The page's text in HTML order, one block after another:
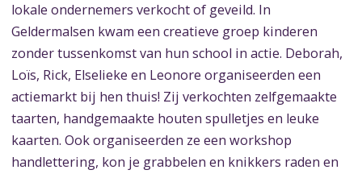
lokale ondernemers verkocht of geveild. In
Geldermalsen kwam een creatieve groep kinderen
zonder tussenkomst van hun school in actie. Deborah,
Loïs, Rick, Elselieke en Leonore organiseerden een
actiemarkt bij hen thuis! Zij verkochten zelfgemaakte
taarten, handgemaakte houten spulletjes en leuke
kaarten. Ook organiseerden ze een workshop
handlettering, kon je grabbelen en knikkers raden en